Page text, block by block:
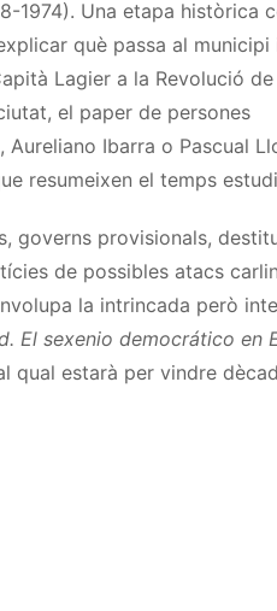
1974). Una etapa històrica
què passa al municipi
Lagier a la Revolució
el paper de persones
Aureliano Ibarra o Pascual
resumeixen el temps
governs provisionals,
de possibles atacs
la intrincada però
El sexenio democrático en
qual estarà per vindre